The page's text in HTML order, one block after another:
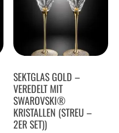
SEKTGLAS GOLD –
VEREDELT MIT
SWAROVSKI®
KRISTALLEN (STREU –
2ER SET))